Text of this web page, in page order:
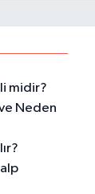
midir?
Neden